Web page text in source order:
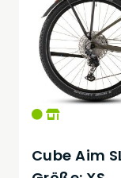
Cube Aim